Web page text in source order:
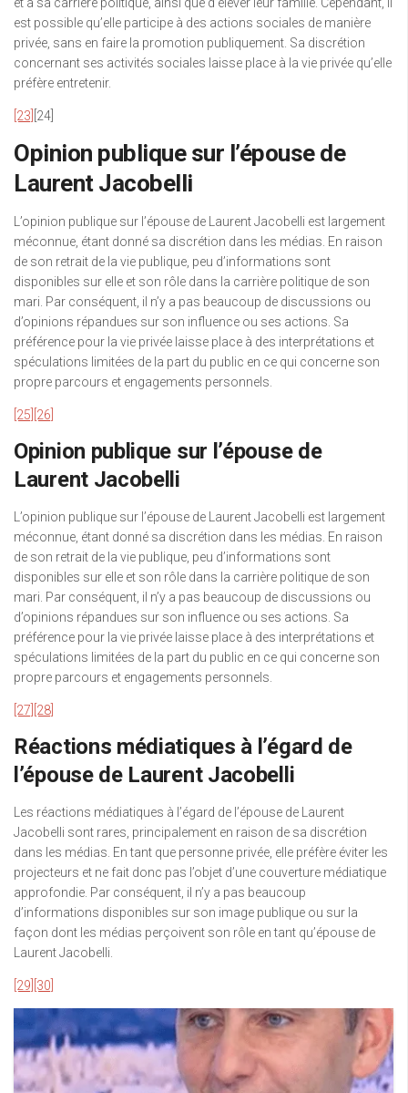
est possible qu’elle participe à des actions sociales de manière
privée, sans en faire la promotion publiquement. Sa discrétion
concernant ses activités sociales laisse place à la vie privée qu’elle
préfère entretenir.
[23] [24]
Opinion publique sur l’épouse de
Laurent Jacobelli
L’opinion publique sur l’épouse de Laurent Jacobelli est largement
méconnue, étant donné sa discrétion dans les médias. En raison
de son retrait de la vie publique, peu d’informations sont
disponibles sur elle et son rôle dans la carrière politique de son
mari. Par conséquent, il n’y a pas beaucoup de discussions ou
d’opinions répandues sur son influence ou ses actions. Sa
préférence pour la vie privée laisse place à des interprétations et
spéculations limitées de la part du public en ce qui concerne son
propre parcours et engagements personnels.
[25] [26]
Opinion publique sur l’épouse de
Laurent Jacobelli
L’opinion publique sur l’épouse de Laurent Jacobelli est largement
méconnue, étant donné sa discrétion dans les médias. En raison
de son retrait de la vie publique, peu d’informations sont
disponibles sur elle et son rôle dans la carrière politique de son
mari. Par conséquent, il n’y a pas beaucoup de discussions ou
d’opinions répandues sur son influence ou ses actions. Sa
préférence pour la vie privée laisse place à des interprétations et
spéculations limitées de la part du public en ce qui concerne son
propre parcours et engagements personnels.
[27] [28]
Réactions médiatiques à l’égard de
l’épouse de Laurent Jacobelli
Les réactions médiatiques à l’égard de l’épouse de Laurent
Jacobelli sont rares, principalement en raison de sa discrétion
dans les médias. En tant que personne privée, elle préfère éviter les
projecteurs et ne fait donc pas l’objet d’une couverture médiatique
approfondie. Par conséquent, il n’y a pas beaucoup
d’informations disponibles sur son image publique ou sur la
façon dont les médias perçoivent son rôle en tant qu’épouse de
Laurent Jacobelli.
[29] [30]